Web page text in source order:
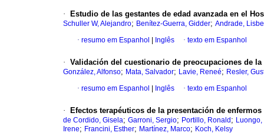
· Estudio de las gestantes de edad avanzada en el
Schuller W, Alejandro; Benítez-Guerra, Gidder; Andrade,
· resumo em Espanhol Inglês · texto em Espanhol
· Validación del cuestionario de preocupaciones de
González, Alfonso; Mata, Salvador; Lavie, Reneé; Resler,
· resumo em Espanhol Inglês · texto em Espanhol
· Efectos terapéuticos de la presentación de enfermos
de Cordido, Gisela; Garroni, Sergio; Portillo, Ronald ;
Irene; Francini, Esther; Martínez, Marco; Koch, Kelsy